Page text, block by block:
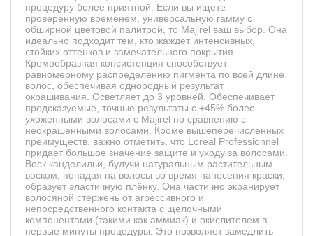
процедуру более приятной. Если вы ищете
проверенную временем, универсальную гамму с
обширной цветовой палитрой, то Majirel ваш выбор. Она
идеально подходит тем, кто жаждет интенсивных,
стойких оттенков и замечательного покрытия.
Кремообразная консистенция способствует
равномерному распределению пигмента по всей длине
волос, обеспечивая однородный результат
окрашивания. Осветляет до 3 уровней. Обеспечивает
предсказуемые, точные результаты с +45% более
ухоженными волосами с Majirel по сравнению с
неокрашенными волосами. Кроме вышеперечисленных
преимуществ, важно отметить, что Loreal Professionnel
придает большое значение защите и уходу за волосами.
Воск канделильи, будучи натуральным растительным
воском, попадая на волосы во время нанесения краски,
образует эластичную плёнку. Она частично экранирует
волосяной стержень от агрессивного и
непосредственного контакта с щелочными
компонентами (такими как аммиак) и окислителем в
первые минуты процедуры. Это позволяет замедлить